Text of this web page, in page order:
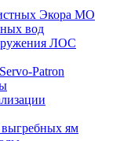
Экора МО
вод
ЛОС
Patron
выгребных ям